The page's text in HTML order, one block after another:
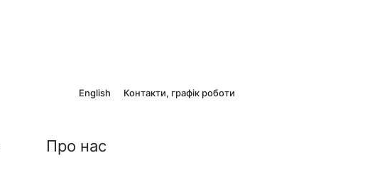
English Контакти, графік роботи
Про нас